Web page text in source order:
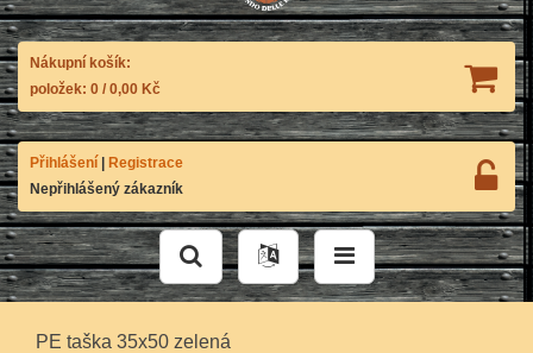
Nákupní košík:
položek: 0 / 0,00 Kč
Přihlášení
Registrace
Nepřihlášený zákazník
PE taška 35x50 zelená